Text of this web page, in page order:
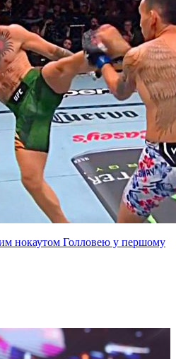
нокаутом Голловею у першому